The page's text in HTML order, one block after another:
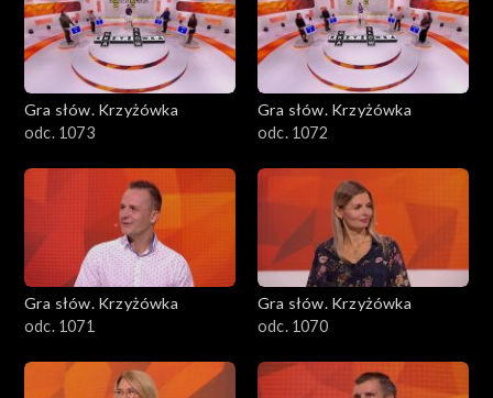
Gra słów. Krzyżówka
odc. 1073
Gra słów. Krzyżówka
odc. 1072
Gra słów. Krzyżówka
odc. 1071
Gra słów. Krzyżówka
odc. 1070